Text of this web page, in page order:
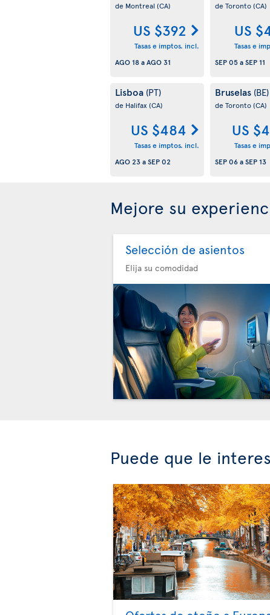
de Montreal (CA)
US $392
Tasas e imptos. incl.
AGO 18aAGO 31
de Toronto(CA)
US
Tasas e
SEP 05aSEP 11
Lisboa (PT)
de Halifax (CA)
US $484
Tasas e imptos. incl.
AGO 23aSEP 02
Bruselas (BE)
de Toronto(CA)
US
Tasas e
SEP 06aSEP 13
Mejore su
Selección de asientos
Elija su comodidad
Puede que le